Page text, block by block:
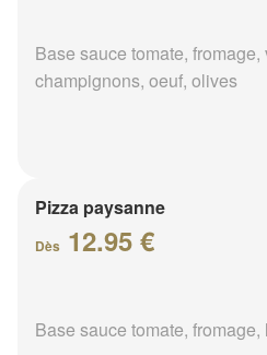
Base sauce tomate,
champignons, oeuf, olives
Pizza paysanne
Dès 12.95 €
Base sauce tomate,